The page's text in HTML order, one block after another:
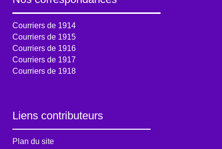
Courriers de 1914
Courriers de 1915
Courriers de 1916
Courriers de 1917
Courriers de 1918
Liens contributeurs
Plan du site